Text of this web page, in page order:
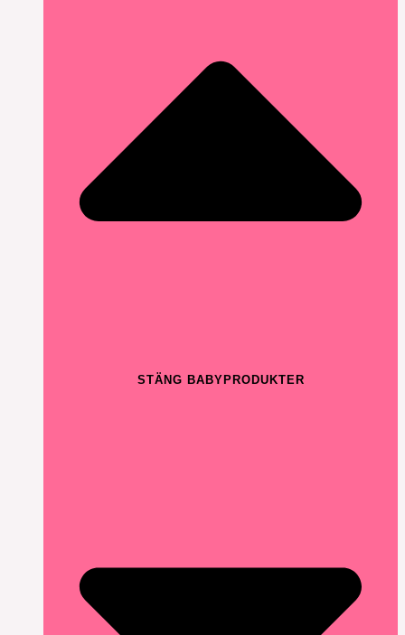
STÄNG BABYPRODUKTER